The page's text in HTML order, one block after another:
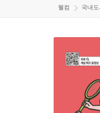
웰컴 국내도